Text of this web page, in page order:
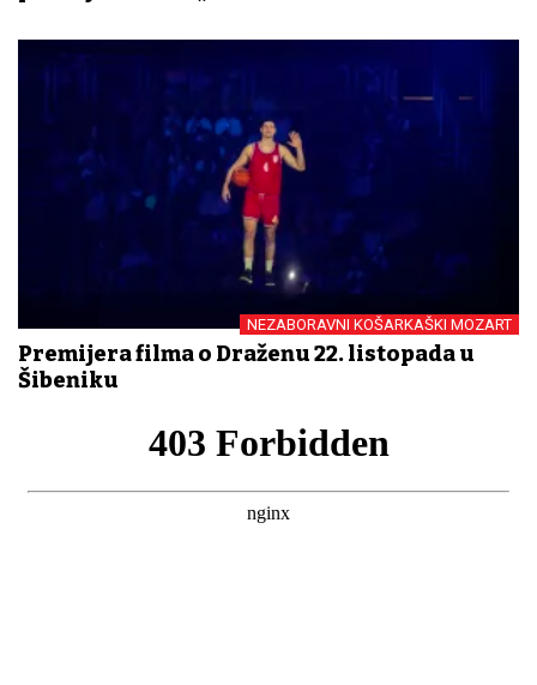
NEZABORAVNI KOŠARKAŠKI MOZART
Premijera filma o Draženu 22. listopada u
Šibeniku